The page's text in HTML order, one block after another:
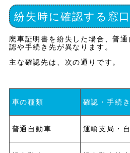
紛失時に確認する窓口
廃車証明書を紛失した場合、普
認や手続き先が異なります。
主な確認先は、次の通りです。
車の種類 確認・手続
普通自動車 運輸支局・